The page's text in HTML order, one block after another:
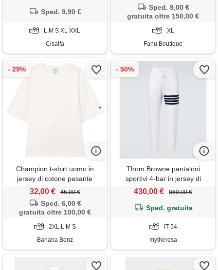
Sped. 9,90 €
L M S XL XXL
Cisalfa
Sped. 9,00 €
gratuita oltre 150,00 €
XL
Fanu Boutique
Champion t-shirt uomo in
jersey di cotone pesante
32,00 € 45,00 €
Sped. 6,00 €
gratuita oltre 100,00 €
2XL L M S
Banana Benz
Thom Browne pantaloni
sportivi 4-bar in jersey di
cotone
430,00 € 860,00 €
Sped. gratuita
IT 54
mytheresa